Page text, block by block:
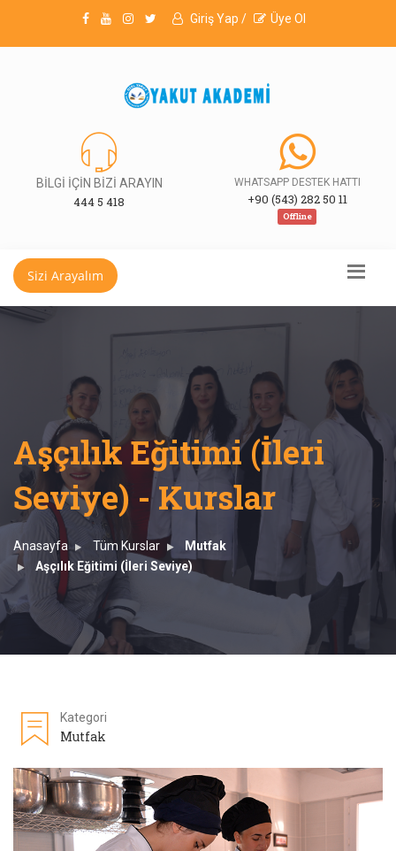
Giriş Yap / Üye Ol
BİLGİ İÇİN BİZİ ARAYIN
444 5 418
WHATSAPP DESTEK HATTI
+90 (543) 282 50 11
Offline
Sizi Arayalım
Aşçılık Eğitimi (İleri
Seviye) - Kurslar
Anasayfa Tüm Kurslar
Mutfak
Aşçılık Eğitimi (İleri Seviye)
Kategori
Mutfak